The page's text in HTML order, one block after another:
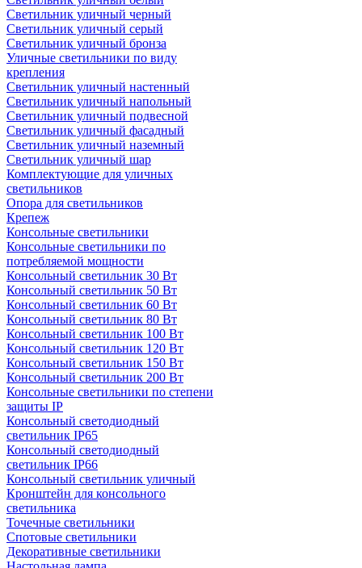
Светильник уличный черный
Светильник уличный серый
Светильник уличный бронза
Уличные светильники по виду
крепления
Светильник уличный настенный
Светильник уличный напольный
Светильник уличный подвесной
Светильник уличный фасадный
Светильник уличный наземный
Cветильник уличный шар
Комплектующие для уличных
светильников
Опора для светильников
Крепеж
Консольные светильники
Консольные светильники по
потребляемой мощности
Консольный светильник 30 Вт
Консольный светильник 50 Вт
Консольный светильник 60 Вт
Консольный светильник 80 Вт
Консольный светильник 100 Вт
Консольный светильник 120 Вт
Консольный светильник 150 Вт
Консольный светильник 200 Вт
Консольные светильники по степени
защиты IP
Консольный светодиодный
светильник IP65
Консольный светодиодный
светильник IP66
Консольный светильник уличный
Кронштейн для консольного
светильника
Точечные светильники
Спотовые светильники
Декоративные светильники